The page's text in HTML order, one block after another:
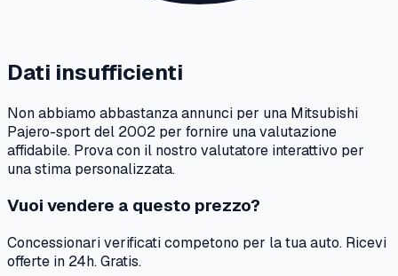
Dati insufficienti
Non abbiamo abbastanza annunci per una Mitsubishi
Pajero-sportdel 2002 per fornire una valutazione
affidabile. Prova con il nostro valutatore interattivo per
una stima personalizzata.
Vuoi vendere a questo prezzo?
Concessionari verificati competono per la tua auto. Ricevi
offerte in 24h. Gratis.